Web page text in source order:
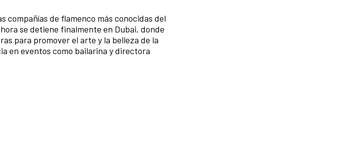
compañías de flamenco más conocidas del
se detiene finalmente en Dubai, donde
para promover el arte y la belleza de la
en eventos como bailarina y directora